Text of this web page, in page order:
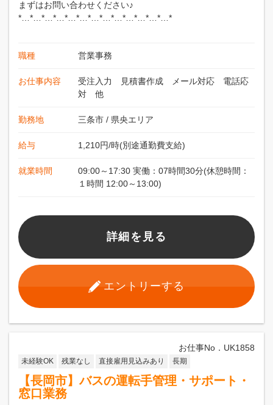
まずはお問い合わせください♪
*…*…*…*…*…*…*…*…*…*…*…*…*…*
職種 営業事務
お仕事内容
受注入力 見積書作成 メール対応 電話応
対 他
勤務地 三条市 / 県央エリア
給与 1,210円/時(別途通勤費支給)
就業時間
09:00～17:30 実働：07時間30分(休憩時間：
１時間 12:00～13:00)
詳細を見る
エントリーする
お仕事No．UK1858
未経験OK 残業なし 直接雇用見込みあり 長期
【長岡市】バスの運転手管理・サポート・
窓口業務